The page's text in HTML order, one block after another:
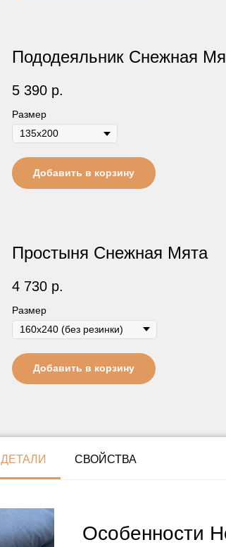
Пододеяльник Снежная
5 390 р.
Размер
Добавить в корзину
Простыня Снежная Мята
4 730 р.
Размер
Добавить в корзину
ДЕТАЛИ СВОЙСТВА
Особенности